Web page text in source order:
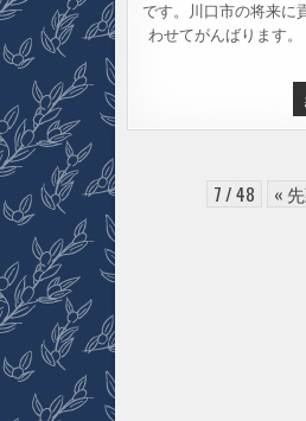
です。川口市の将来に
わせてがんばります
7 / 48 «